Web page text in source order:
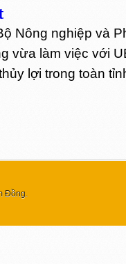
Nông nghiệp và
vừa làm việc với
lợi trong toàn
Đồng.